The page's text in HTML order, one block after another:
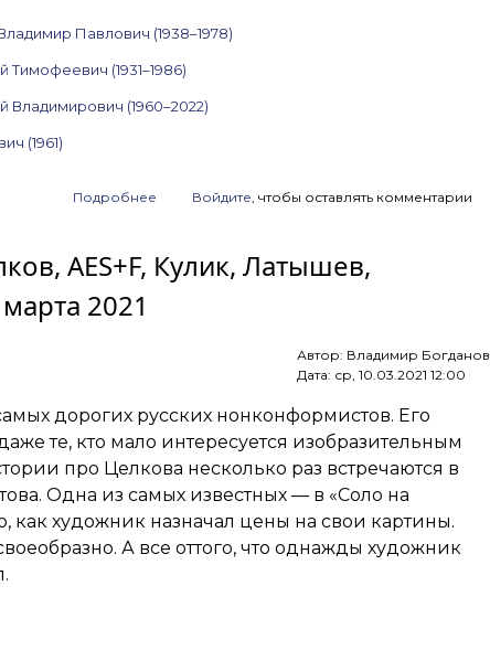
Павлович (1938–1978)
Тимофеевич (1931–1986)
Владимирович (1960–2022)
(1961)
Подробнее
ArtSale.info
№ 169.
Тишков,
Кулик
и другие.
10–
16 мая
2023
Войдите, чтобы оставлять комментарии
AES+F, Кулик, Латышев,
2021
Автор: Владимир Богданов
Дата: ср, 10.03.2021 12:00
дорогих русских нонконформистов. Его
те, кто мало интересуется изобразительным
про Целкова несколько раз встречаются в
Одна из самых известных — в «Соло на
как художник назначал цены на свои картины.
А все оттого, что однажды художник